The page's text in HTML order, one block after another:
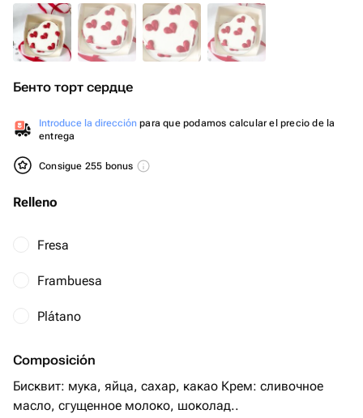
Бенто торт сердце
Introduce la dirección para que podamos calcular el precio de la
entrega
Consigue 255 bonus
Relleno
Fresa
Frambuesa
Plátano
Composición
Бисквит: мука, яйца, сахар, какао Крем: сливочное